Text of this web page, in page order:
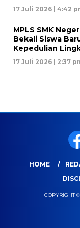
17 Juli 2026 | 4:42
MPLS SMK
Bekali Siswa
Kepedulian
17 Juli 2026 | 2:37
HOME
COPYRIGHT